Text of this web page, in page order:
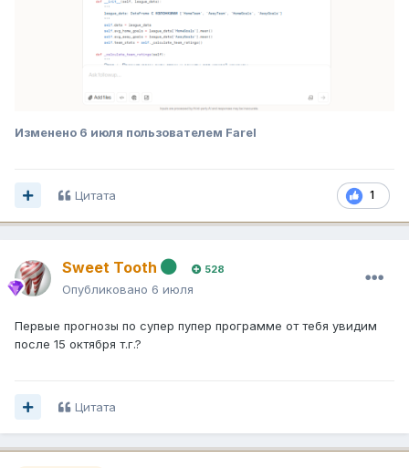
Изменено 6 июля пользователем Farel
1
Цитата
Sweet Tooth 528
Опубликовано 6 июля
Первые прогнозы по супер пупер программе от тебя увидим
после 15 октября т.г.?
Цитата